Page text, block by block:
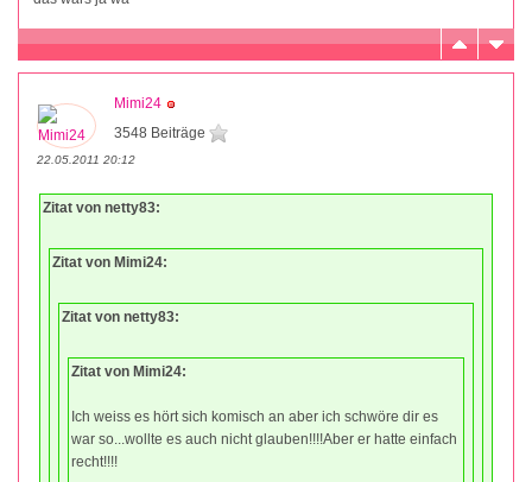
Mimi24
3548 Beiträge
22.05.2011 20:12
Zitat von netty83:
Zitat von Mimi24:
Zitat von netty83:
Zitat von Mimi24:
Ich weiss es hört sich komisch an aber ich schwöre dir es
war so...wollte es auch nicht glauben!!!!Aber er hatte einfach
recht!!!!